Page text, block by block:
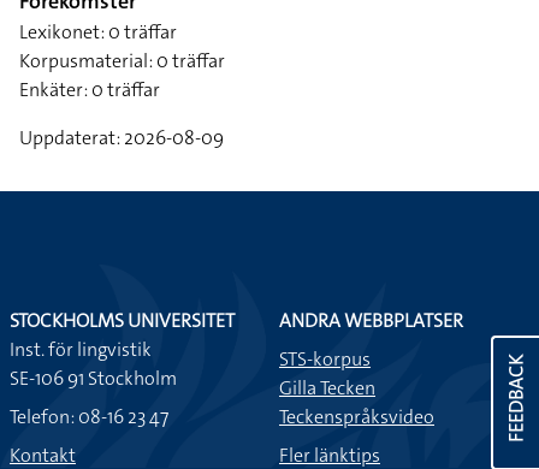
Lexikonet: 0 träffar
Korpusmaterial: 0 träffar
Enkäter: 0 träffar
Uppdaterat: 2026-08-09
FEEDBACK
STOCKHOLMS UNIVERSITET
Inst. för lingvistik
SE-106 91 Stockholm
Telefon: 08-16 23 47
Kontakt
ANDRA WEBBPLATSER
STS-korpus
Gilla Tecken
Teckenspråksvideo
Fler länktips